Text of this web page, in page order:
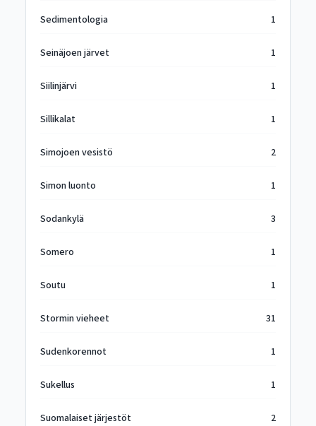
Sedimentologia 1
Seinäjoen järvet 1
Siilinjärvi 1
Sillikalat 1
Simojoen vesistö 2
Simon luonto 1
Sodankylä 3
Somero 1
Soutu 1
Stormin vieheet 31
Sudenkorennot 1
Sukellus 1
Suomalaiset järjestöt 2